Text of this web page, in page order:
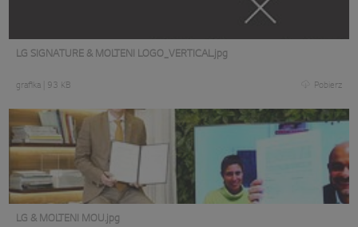
LG SIGNATURE & MOLTENI LOGO_VERTICAL.jpg
grafika 93 KB Pobierz
LG & MOLTENI MOU.jpg